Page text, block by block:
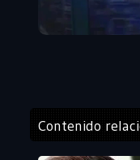
Contenido